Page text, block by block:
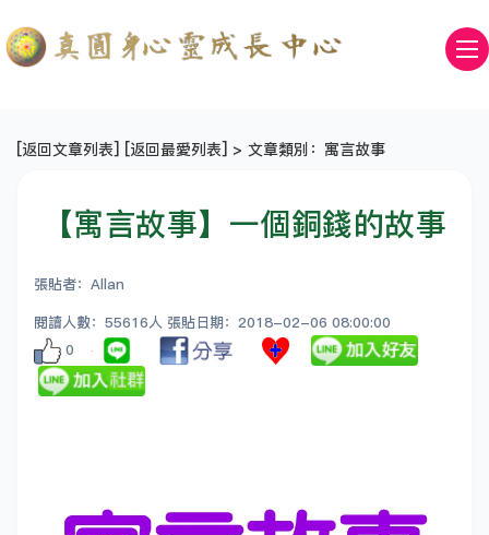
[返回文章列表] [返回最愛列表] > 文章類別：寓言故事
【寓言故事】一個銅錢的故事
張貼者：Allan
閱讀人數：55616人 張貼日期：2018-02-06 08:00:00
0